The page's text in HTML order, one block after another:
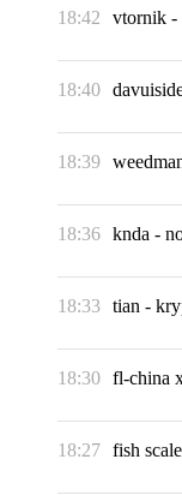
18:42 vtornik -
18:40
18:39
18:36 knda -
18:33 tian -
18:30 fl-china
18:27 fish scale